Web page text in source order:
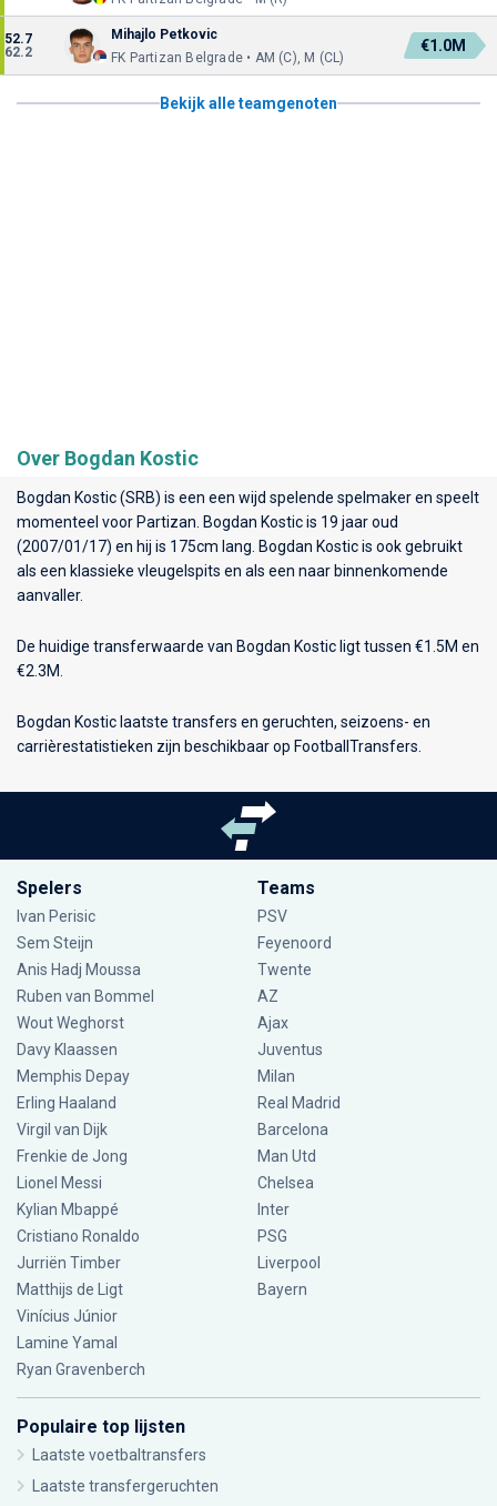
52.7
62.2
Mihajlo Petkovic
FK Partizan Belgrade • AM (C), M (CL)
€1.0M
Bekijk alle teamgenoten
Over Bogdan Kostic
Bogdan Kostic (SRB) is een een wijd spelende spelmaker en speelt
momenteel voor Partizan . Bogdan Kostic is 19 jaar oud
(2007/01/17) en hij is 175cm lang. Bogdan Kostic is ook gebruikt
als een klassieke vleugelspits en als een naar binnenkomende
aanvaller.
De huidige transferwaarde van Bogdan Kostic ligt tussen €1.5M en
€2.3M.
Bogdan Kostic laatste transfers en geruchten, seizoens- en
carrièrestatistieken zijn beschikbaar op FootballTransfers.
Spelers
Ivan Perisic
Sem Steijn
Anis Hadj Moussa
Ruben van Bommel
Wout Weghorst
Davy Klaassen
Memphis Depay
Erling Haaland
Virgil van Dijk
Frenkie de Jong
Lionel Messi
Kylian Mbappé
Cristiano Ronaldo
Jurriën Timber
Matthijs de Ligt
Vinícius Júnior
Lamine Yamal
Ryan Gravenberch
Teams
PSV
Feyenoord
Twente
AZ
Ajax
Juventus
Milan
Real Madrid
Barcelona
Man Utd
Chelsea
Inter
PSG
Liverpool
Bayern
Populaire top lijsten
Laatste voetbaltransfers
Laatste transfergeruchten